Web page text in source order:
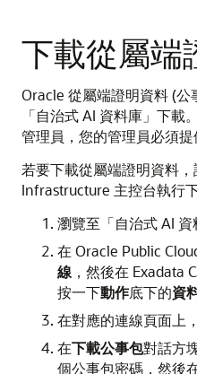
下載從屬端
Oracle 從屬端證明資料 (
「自治式 AI 資料庫」下載
管理員，您的管理員必須提
若要下載從屬端證明資料
Infrastructure 主控台執行
瀏覽至「自治式 AI 資
在 Oracle Public
線 ，然後在 Exadata
按一下動作底下的資
在對應的連線頁面上
在下載公事包對話方
個公事包密碼，然後